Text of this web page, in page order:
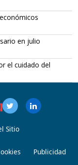
en julio
el cuidado del
Sitio
Publicidad